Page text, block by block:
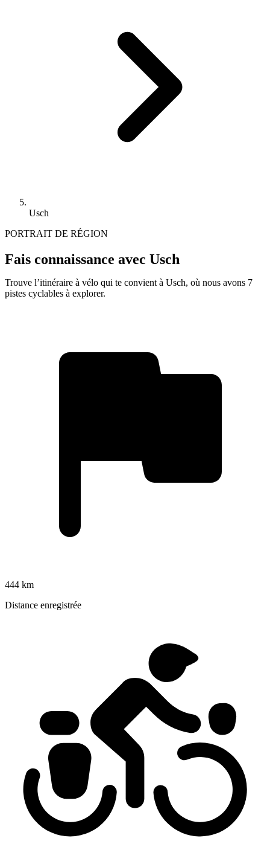
Usch
PORTRAIT DE RÉGION
Fais connaissance avec Usch
Trouve l’itinéraire à vélo qui te convient à Usch, où nous avons 7
pistes cyclables à explorer.
444 km
Distance enregistrée